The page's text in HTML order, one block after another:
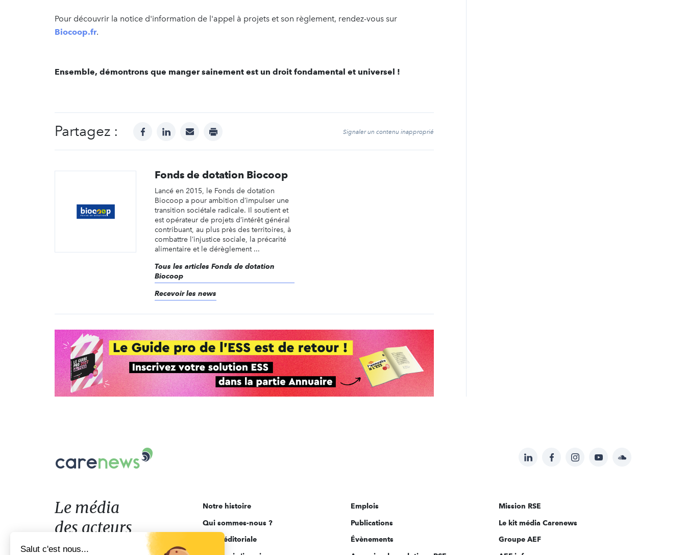
Pour découvrir la notice d'information de l'appel à projets et son règlement, rendez-vous sur
Biocoop.fr.
Ensemble, démontrons que manger sainement est un droit fondamental et universel !
Partagez : facebooklinkedinmail print Signaler un contenu inapproprié
Fonds de dotation Biocoop
Lancé en 2015, le Fonds de dotation
Biocoop a pour ambition d’impulser une
transition sociétale radicale. Il soutient et
est opérateur de projets d’intérêt général
contribuant, au plus près des territoires, à
combattre l’injustice sociale, la précarité
alimentaire et le dérèglement ...
Tous les articles Fonds de dotation
Biocoop
Recevoir les news
Suivez-
sur:
LinkedInFacebookInstagramYouTubeSoundcloud
Le
acteurs
de
l'engagement
Le média
des acteurs
de l'engagement
Notre histoire
Qui sommes-nous ?
Ligne éditoriale
Emplois
Publications
Évènements
Mission RSE
Le kit média Carenews
Groupe AEF
Salut c'est nous...